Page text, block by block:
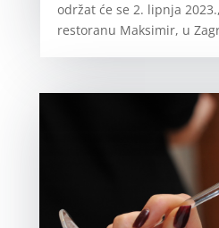
održat će se 2. lipnja
restoranu Maksimir, u